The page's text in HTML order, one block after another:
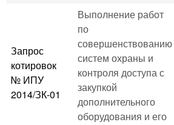
Запрос
котировок
№ ИПУ
2014/ЗК-01
Выполнение работ
по
совершенствованию
систем охраны и
контроля доступа с
закупкой
дополнительного
оборудования и его